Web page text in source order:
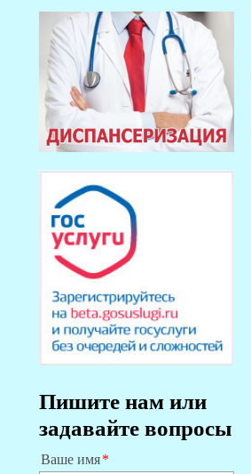
Пишите нам или
задавайте вопросы
Ваше имя